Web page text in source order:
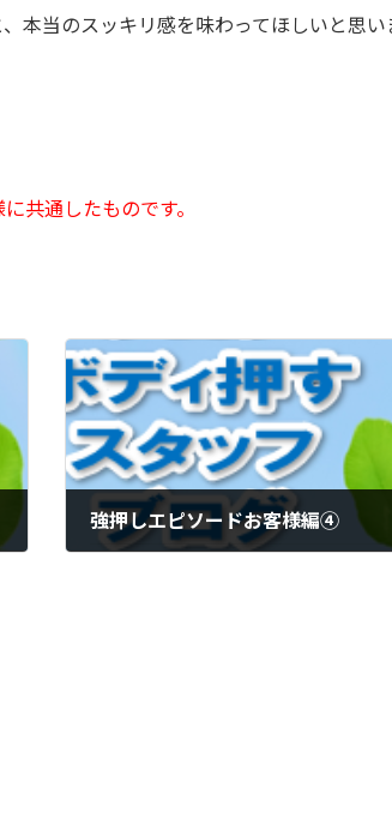
本当のスッキリ感を味わってほしいと思い
共通したものです。
強押しエピソードお客様編④